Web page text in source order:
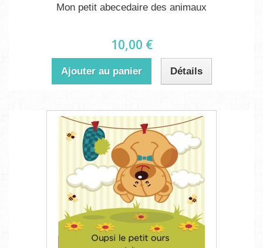
Mon petit abecedaire des animaux
10,00 €
Ajouter au panier Détails